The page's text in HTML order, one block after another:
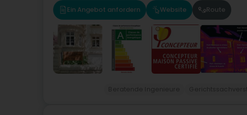
Ein Angebot anfordern Website Route